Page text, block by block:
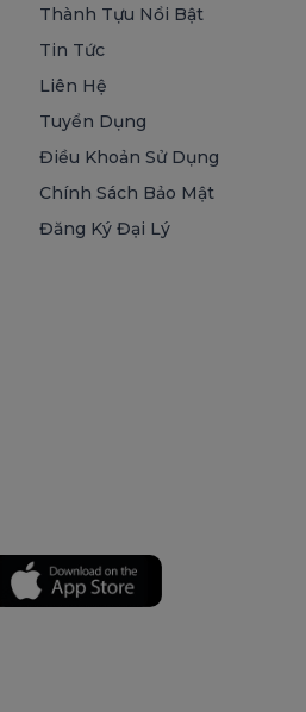
Thành Tựu Nổi Bật
Tin Tức
Liên Hệ
Tuyển Dụng
Điều Khoản Sử Dụng
Chính Sách Bảo Mật
Đăng Ký Đại Lý